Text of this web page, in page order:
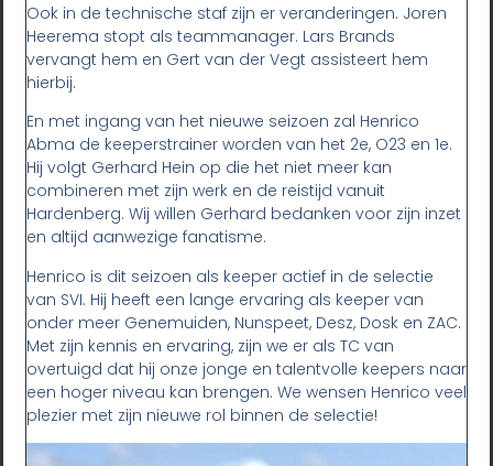
Ook in de technische staf zijn er veranderingen. Joren
Heerema stopt als teammanager. Lars Brands
vervangt hem en Gert van der Vegt assisteert hem
hierbij.
En met ingang van het nieuwe seizoen zal Henrico
Abma de keeperstrainer worden van het 2e, O23 en 1e.
Hij volgt Gerhard Hein op die het niet meer kan
combineren met zijn werk en de reistijd vanuit
Hardenberg. Wij willen Gerhard bedanken voor zijn inzet
en altijd aanwezige fanatisme.
Henrico is dit seizoen als keeper actief in de selectie
van SVI. Hij heeft een lange ervaring als keeper van
onder meer Genemuiden, Nunspeet, Desz, Dosk en ZAC.
Met zijn kennis en ervaring, zijn we er als TC van
overtuigd dat hij onze jonge en talentvolle keepers naar
een hoger niveau kan brengen. We wensen Henrico veel
plezier met zijn nieuwe rol binnen de selectie!